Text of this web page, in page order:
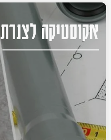
אקוסטיקה לצנרת